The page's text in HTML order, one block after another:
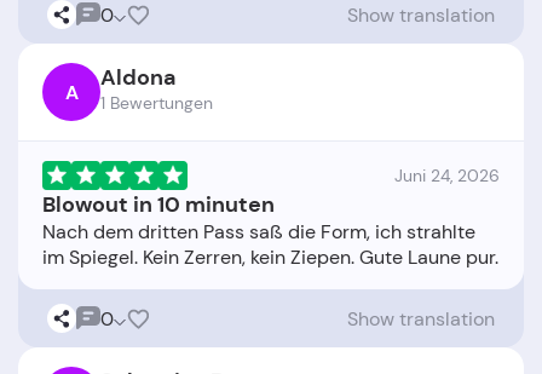
0 Show translation
A Aldona
1 Bewertungen
Juni 24, 2026
Blowout in 10 minuten
Nach dem dritten Pass saß die Form, ich strahlte
0 Show translation